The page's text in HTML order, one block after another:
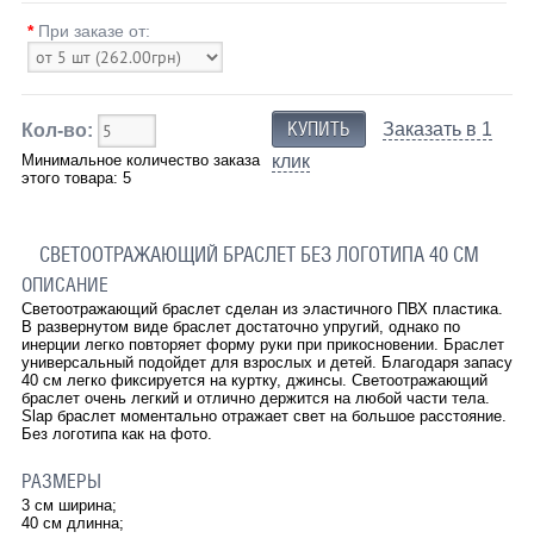
* При заказе от:
Кол-во:
Заказать в 1
клик
Минимальное количество заказа
этого товара: 5
СВЕТООТРАЖАЮЩИЙ БРАСЛЕТ БЕЗ ЛОГОТИПА 40 СМ
ОПИСАНИЕ
Светоотражающий браслет сделан из эластичного ПВХ пластика.
В развернутом виде браслет достаточно упругий, однако по
инерции легко повторяет форму руки при прикосновении. Браслет
универсальный подойдет для взрослых и детей. Благодаря запасу
40 см легко фиксируется на куртку, джинсы. Светоотражающий
браслет очень легкий и отлично держится на любой части тела.
Slap браслет моментально отражает свет на большое расстояние.
Без логотипа как на фото.
РАЗМЕРЫ
3 см ширина;
40 см длинна;